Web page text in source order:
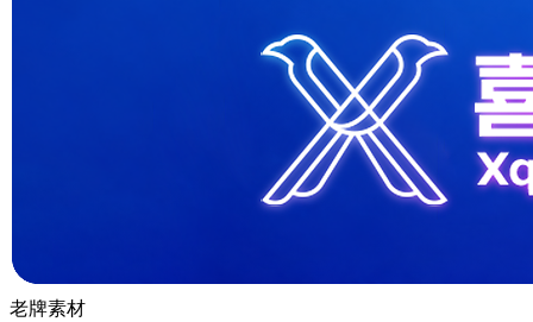
老牌素材